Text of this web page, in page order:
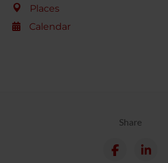
Places
Calendar
Share